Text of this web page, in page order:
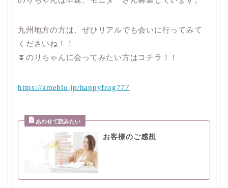
九州地方の方は、ぜひリアルでも会いに行ってみて
くださいね！！
⏬のりちゃんに会ってみたい方はコチラ！！
https://ameblo.jp/happyfrog777
お客様のご感想